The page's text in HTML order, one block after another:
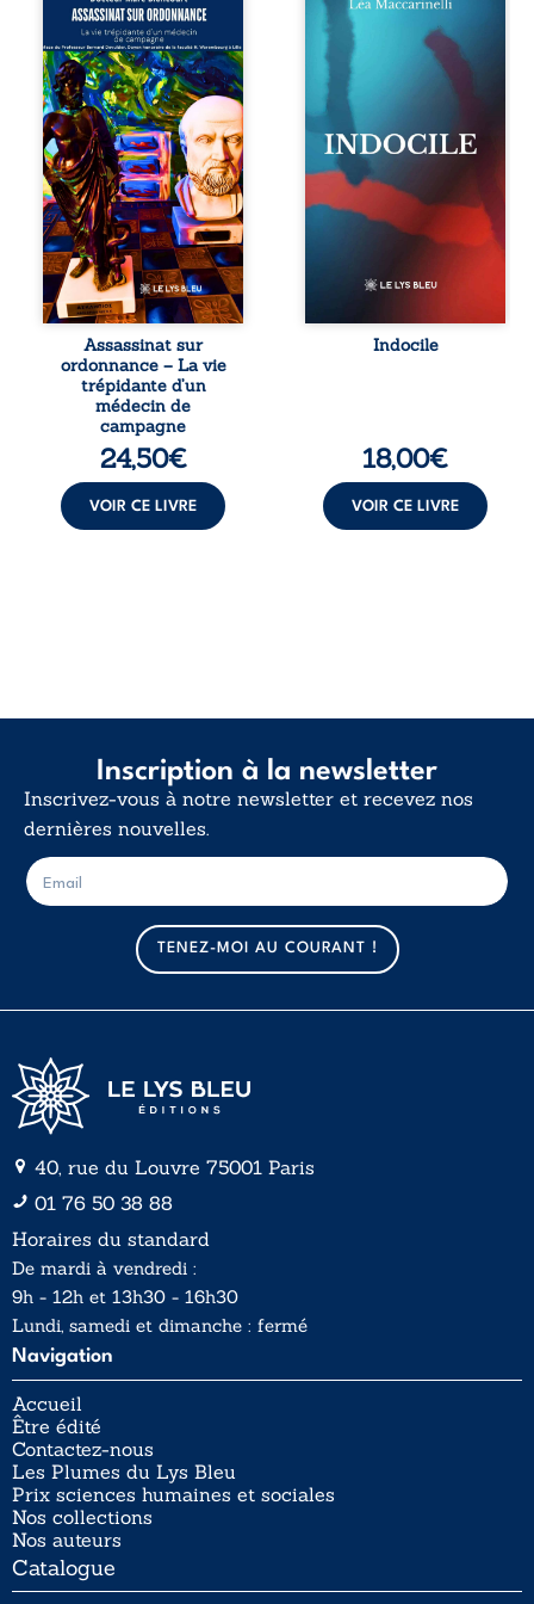
ordonnance – La
vie trépidante
d’un médecin de
campagne est la
réédition enrichie
et actualisée du
témoignage du
Docteur Marc
Biencourt, ancien
médecin de
famille, qui revient
sur son parcours
médical, syndical
et ordinal. Depuis
septembre 2013, il
raconte le long
combat qui l’a
conduit à être
écarté du corps
médical, malgré
une décision de
première instance
Assassinat sur
ordonnance – La vie
trépidante d’un
médecin de
campagne
24,50€
VOIR CE LIVRE
Quatre refus.
Quatre visages
d’une existence en
friction. Entre les
silences qu’on ne
déchiffre pas, les
amours qu’on
dérange, les corps
qu’on administre
et les liens qu’on
sabote, cet
ouvrage parle à
vivent trop fort,
trop vrai, trop tôt.
traversée. Une
langue nue. Une
Indocile
18,00€
VOIR CE LIVRE
Inscription à la newsletter
Inscrivez-vous à notre newsletter et recevez nos
dernières nouvelles.
m
a
i
l
E
-
m
TENEZ-MOI AU COURANT !
40, rue du Louvre 75001 Paris
01 76 50 38 88
Horaires du standard
De mardi à vendredi :
9h - 12h et 13h30 - 16h30
Lundi, samedi et dimanche : fermé
Navigation
Accueil
Être édité
Contactez-nous
Les Plumes du Lys Bleu
Prix sciences humaines et sociales
Nos collections
Nos auteurs
Catalogue